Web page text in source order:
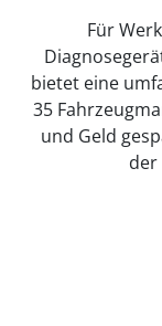
Für
bietet eine
35
und Geld
der